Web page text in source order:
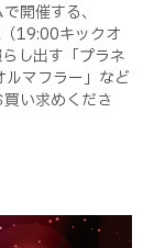
開催する、
19:00キックオ
し出す「プラネ
マフラー」など
い求めくださ